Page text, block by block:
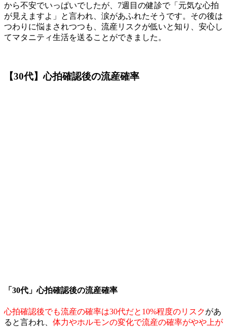
から不安でいっぱいでしたが、7週目の健診で「元気な心拍
が見えますよ」と言われ、涙があふれたそうです。その後は
つわりに悩まされつつも、流産リスクが低いと知り、安心し
てマタニティ生活を送ることができました。
【30代】心拍確認後の流産確率
「30代」心拍確認後の流産確率
心拍確認後でも流産の確率は30代だと 10%程度のリスクがあ
ると言われ、 体力やホルモンの変化で流産の確率がやや上が